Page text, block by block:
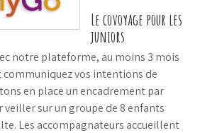
Le covoyage pour les
juniors
notre plateforme, au moins 3 mois
vos intentions de
en place un encadrement par
sur un groupe de 8 enfants
Les accompagnateurs accueillent